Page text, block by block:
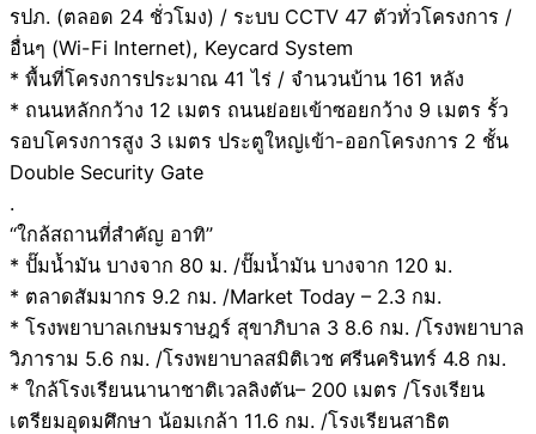
รปภ. (ตลอด 24 ชั่วโมง) / ระบบ CCTV 47 ตัวทั่วโครงการ /
อื่นๆ (Wi-Fi Internet), Keycard System
* พื้นที่โครงการประมาณ 41 ไร่ / จำนวนบ้าน 161 หลัง
* ถนนหลักกว้าง 12 เมตร ถนนย่อยเข้าซอยกว้าง 9 เมตร รั้ว
รอบโครงการสูง 3 เมตร ประตูใหญ่เข้า-ออกโครงการ 2 ชั้น
Double Security Gate
.
“ใกล้สถานที่สำคัญ อาทิ”
* ปั๊มน้ำมัน บางจาก 80 ม. /ปั๊มน้ำมัน บางจาก 120 ม.
* ตลาดสัมมากร 9.2 กม. /Market Today – 2.3 กม.
* โรงพยาบาลเกษมราษฎร์ สุขาภิบาล 3 8.6 กม. /โรงพยาบาล
วิภาราม 5.6 กม. /โรงพยาบาลสมิติเวช ศรีนครินทร์ 4.8 กม.
* ใกล้โรงเรียนนานาชาติเวลลิงตัน– 200 เมตร /โรงเรียน
เตรียมอุดมศึกษา น้อมเกล้า 11.6 กม. /โรงเรียนสาธิต